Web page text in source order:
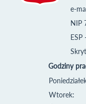
e-
NIP
Godziny
Wtorek: